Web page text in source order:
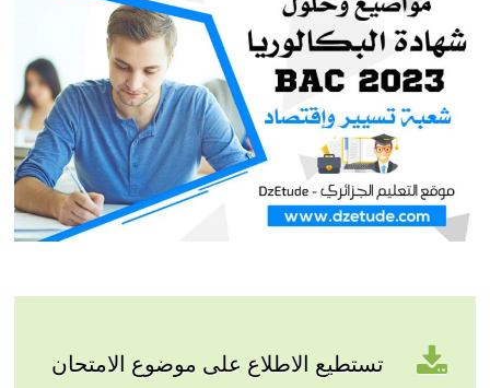
تستطيع الاطلاع على موضوع الامتحان